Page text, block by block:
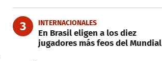
3 INTERNACIONALES
En Brasil eligen a los diez
jugadores más feos del Mundial